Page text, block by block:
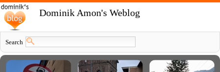
Dominik Amon's Weblog
Search